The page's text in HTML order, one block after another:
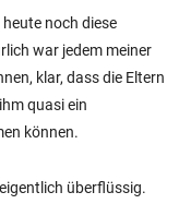
noch diese
war jedem meiner
klar, dass die Eltern
quasi ein
können.
überflüssig.